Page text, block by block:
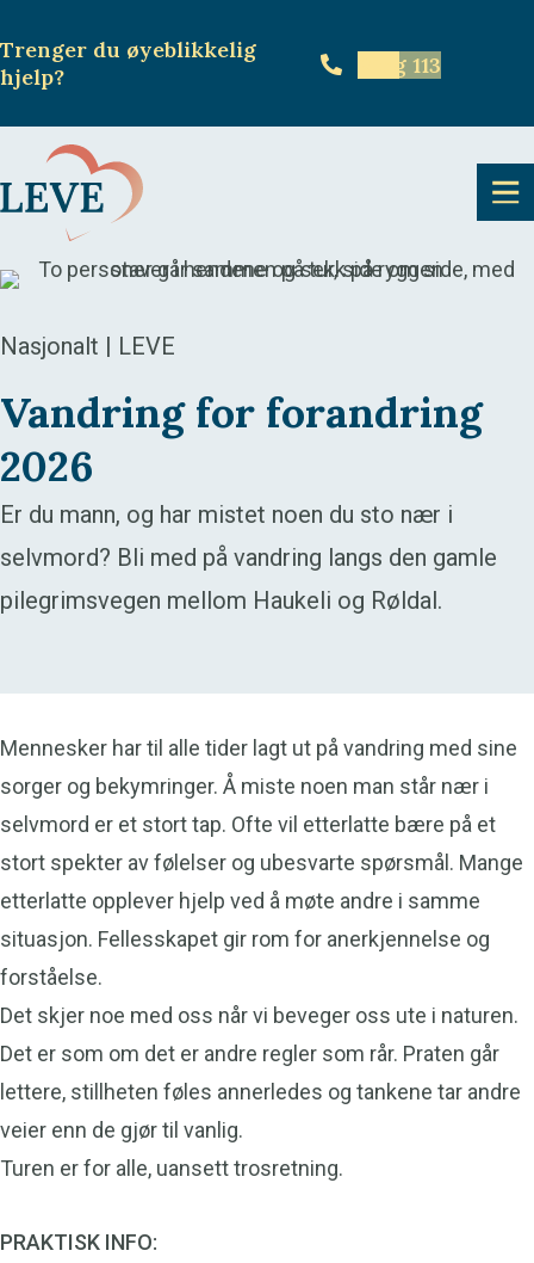
Trenger du øyeblikkelig
hjelp? Ring 113
Nasjonalt | LEVE
Vandring for forandring
2026
Er du mann, og har mistet noen du sto nær i
selvmord? Bli med på vandring langs den gamle
pilegrimsvegen mellom Haukeli og Røldal.
Mennesker har til alle tider lagt ut på vandring med sine
sorger og bekymringer. Å miste noen man står nær i
selvmord er et stort tap. Ofte vil etterlatte bære på et
stort spekter av følelser og ubesvarte spørsmål. Mange
etterlatte opplever hjelp ved å møte andre i samme
situasjon. Fellesskapet gir rom for anerkjennelse og
forståelse.
Det skjer noe med oss når vi beveger oss ute i naturen.
Det er som om det er andre regler som rår. Praten går
lettere, stillheten føles annerledes og tankene tar andre
veier enn de gjør til vanlig.
Turen er for alle, uansett trosretning.
PRAKTISK INFO: